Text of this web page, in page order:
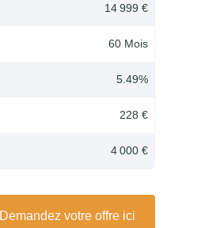
14 999 €
60 Mois
5.49%
228 €
4 000 €
Demandez votre offre ici